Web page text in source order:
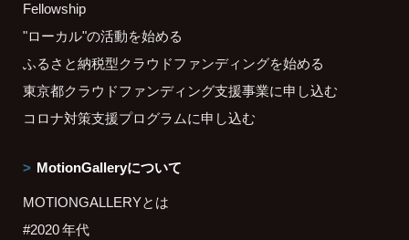
Fellowship
"ローカル"の活動を始める
ふるさと納税型クラウドファンディングを始める
東京都クラウドファンディング支援事業に申し込む
コロナ対策支援プログラムに申し込む
MotionGalleryについて
MOTIONGALLERYとは
#2020 年代